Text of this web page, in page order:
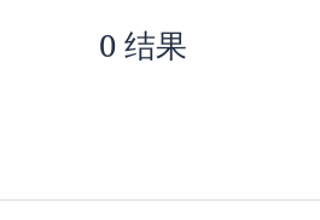
0 结果